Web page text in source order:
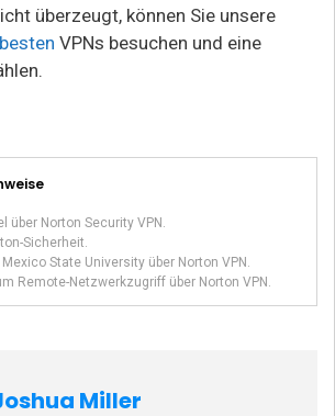
überzeugt, können Sie unsere
besten VPNs besuchen und eine
über Norton Security VPN.
Sicherheit.
State University über Norton VPN.
Remote-Netzwerkzugriff über Norton VPN.
Miller